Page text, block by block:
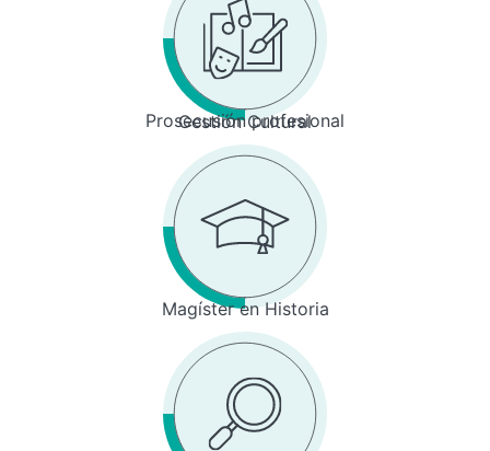
Prosecusión profesional
Gestión Cultural
Magíster en Historia